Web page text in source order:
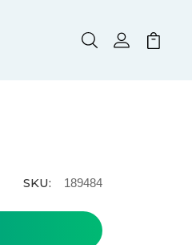
BuscarMi Cuenta
Mi
SKU: 189484